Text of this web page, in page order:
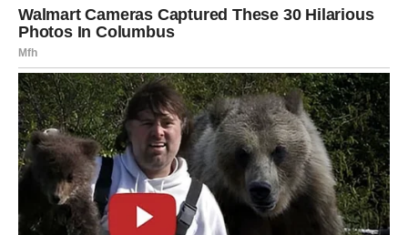
Vodolije očekuje neočekivani obrt. Moguća je nova
romansa ili iznenadna poruka.
Poslovno, dolazi prilika koju nisi planirao.
Poruka: Spremi se na pozitivno iznenađenje.
Ribe – KARTA: TUGA + SREĆA